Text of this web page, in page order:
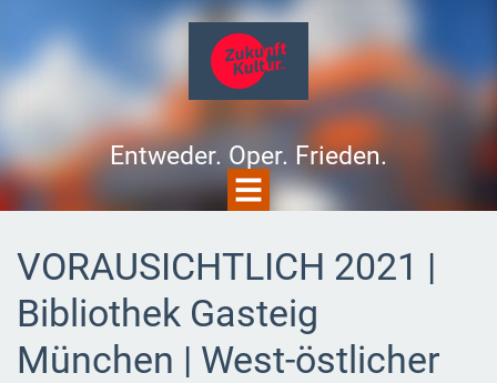
Entweder. Oper. Frieden.
VORAUSICHTLICH 2021 |
Bibliothek Gasteig
München | West-östlicher